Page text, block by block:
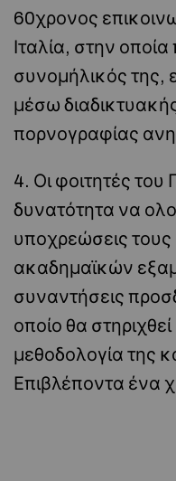
60χρονος
Ιταλία, στην
συνομήλικός της,
μέσω
πορνογραφίας
4. Οι φοιτητές
δυνατότητα να
υποχρεώσεις
ακαδημαϊκών
συναντήσεις
οποίο θα
μεθοδολογία της
Επιβλέποντα ένα